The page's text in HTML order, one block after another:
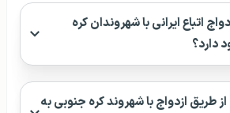
اتباع ایرانی با شهروندان کره
دارد؟
طریق ازدواج با شهروند کره جنوبی به